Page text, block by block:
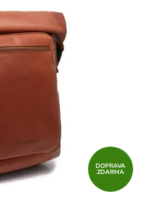
DOPRAVA
ZDARMA